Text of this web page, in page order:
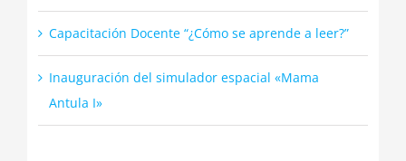
Capacitación Docente “¿Cómo se aprende a leer?”
Inauguración del simulador espacial «Mama
Antula I»